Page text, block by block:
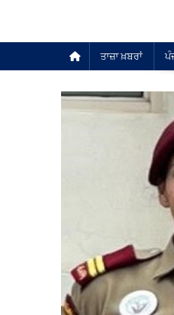
ਤਾਜ਼ਾ ਖ਼ਬਰਾਂ